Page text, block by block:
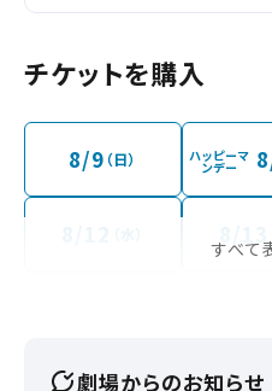
【8月】
8：00～23：15
※オープン時間は予告なく
※チケット売り場、飲食売店
始後に閉店となります。
チケットを購入
8/9 （日） ハッピーマ
ンデー
すべて
劇場からのお知らせ